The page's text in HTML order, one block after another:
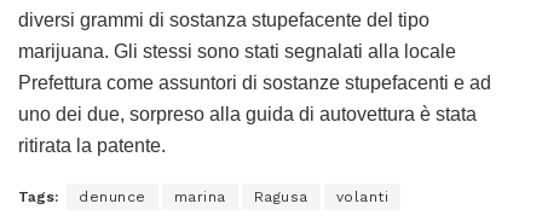
diversi grammi di sostanza stupefacente del tipo
marijuana. Gli stessi sono stati segnalati alla locale
Prefettura come assuntori di sostanze stupefacenti e ad
uno dei due, sorpreso alla guida di autovettura è stata
ritirata la patente.
Tags: denunce marina Ragusa volanti